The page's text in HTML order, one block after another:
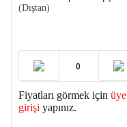
(Dıştan)
Fiyatları görmek için üye
girişi yapınız.